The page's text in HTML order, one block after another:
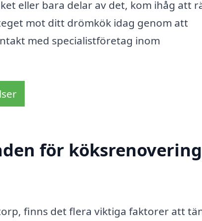
eller bara delar av det, kom ihåg att
mot ditt drömkök idag genom att
med specialistföretag inom
för
finns det flera viktiga faktorer att